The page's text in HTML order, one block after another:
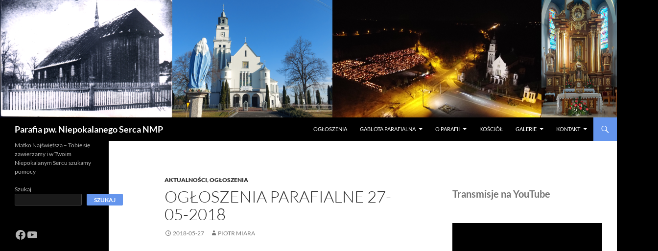
Parafia pw. Niepokalanego Serca NMP
OGŁOSZENIA
GABLOTA PARAFIALNA O PARAFII KOŚCIÓŁ GALERIE KONTAKT
AKTUALNOŚCI,OGŁOSZENIA
OGŁOSZENIA PARAFIALNE 27-
05-2018
2018-05-27 PIOTR MIARA
Transmisje na YouTube
Matko Najświętsza – Tobie się
zawierzamy i w Twoim
Niepokalanym Sercu szukamy
pomocy
Szukaj
SZUKAJ
Facebook
https://www.youtube.com/channel/UCeN8ciSo_a79igwmwNXx2qw